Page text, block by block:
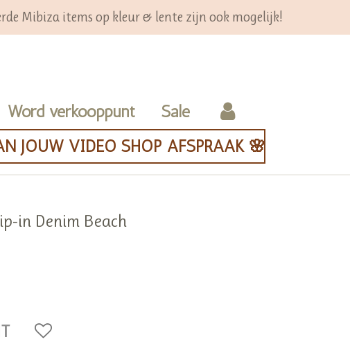
Mibiza items op kleur & lente zijn ook mogelijk!
Word verkooppunt
Sale
JOUW VIDEO SHOP AFSPRAAK 🌸
in Denim Beach